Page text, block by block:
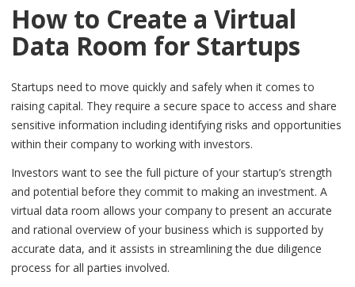
How to Create a Virtual
Data Room for Startups
Startups need to move quickly and safely when it comes to
raising capital. They require a secure space to access and share
sensitive information including identifying risks and opportunities
within their company to working with investors.
Investors want to see the full picture of your startup’s strength
and potential before they commit to making an investment. A
virtual data room allows your company to present an accurate
and rational overview of your business which is supported by
accurate data, and it assists in streamlining the due diligence
process for all parties involved.